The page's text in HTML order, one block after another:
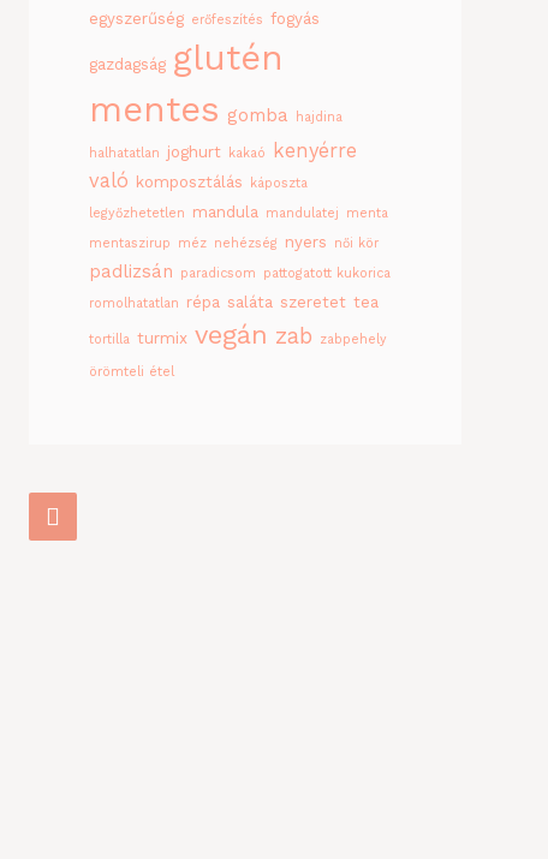
egyszerűség erőfeszítés fogyás
gazdagság glutén
mentes gomba hajdina
halhatatlan joghurt kakaó
kenyérre
való komposztálás
káposzta
legyőzhetetlen
mandula mandulatej
menta
mentaszirup
méz nehézség nyers női kör
padlizsán paradicsom
pattogatott kukorica
romolhatatlan
répa saláta szeretet tea
tortilla turmix vegán zab zabpehely
örömteli étel